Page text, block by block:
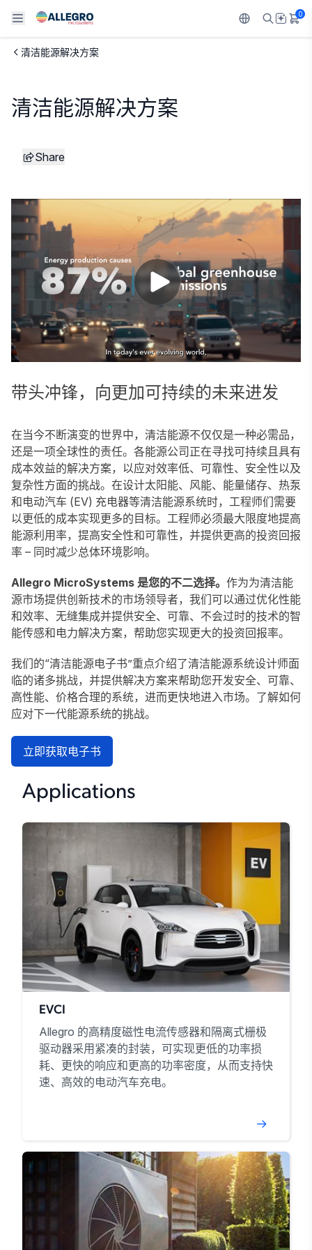
Back To Main Menu
产品
驱动器
Back To Main Menu
应用
消费品
Technologies
Back To Main Menu
技术支持
质量标准和环境认证
软件门户
Back To Main Menu
技术资源
Back To Main Menu
关于 ALLEGRO
企业责任
Growth and Inclusion
联系我们
0
清洁能源解决方案
清洁能源解决方案
Share
带头冲锋，向更加可持续的未来进发
在当今不断演变的世界中，清洁能源不仅仅是一种必需品，
还是一项全球性的责任。各能源公司正在寻找可持续且具有
成本效益的解决方案，以应对效率低、可靠性、安全性以及
复杂性方面的挑战。在设计太阳能、风能、能量储存、热泵
和电动汽车 (EV) 充电器等清洁能源系统时，工程师们需要
以更低的成本实现更多的目标。工程师必须最大限度地提高
能源利用率，提高安全性和可靠性，并提供更高的投资回报
率 – 同时减少总体环境影响。
Allegro MicroSystems 是您的不二选择。 作为为清洁能
源市场提供创新技术的市场领导者，我们可以通过优化性能
和效率、无缝集成并提供安全、可靠、不会过时的技术的智
能传感和电力解决方案，帮助您实现更大的投资回报率。
我们的“清洁能源电子书”重点介绍了清洁能源系统设计师面
临的诸多挑战，并提供解决方案来帮助您开发安全、可靠、
高性能、价格合理的系统，进而更快地进入市场。了解如何
应对下一代能源系统的挑战。
立即获取电子书
Applications
EVCI
Allegro 的高精度磁性电流传感器和隔离式栅极
驱动器采用紧凑的封装，可实现更低的功率损
耗、更快的响应和更高的功率密度，从而支持快
速、高效的电动汽车充电。